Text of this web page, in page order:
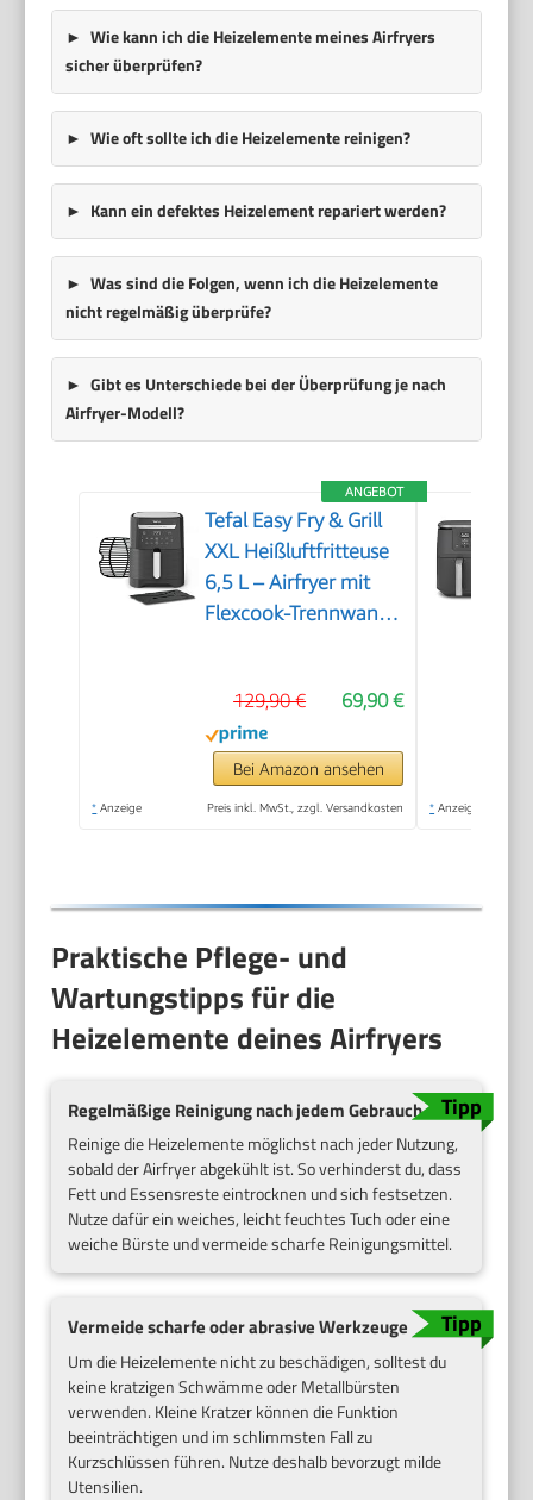
Wie kann ich die Heizelemente meines Airfryers
sicher überprüfen?
Wie oft sollte ich die Heizelemente reinigen?
Kann ein defektes Heizelement repariert werden?
Was sind die Folgen, wenn ich die Heizelemente
nicht regelmäßig überprüfe?
Gibt es Unterschiede bei der Überprüfung je nach
Airfryer-Modell?
ANGEBOT
Tefal Easy Fry & Grill
XXL Heißluftfritteuse
6,5 L – Airfryer mit
Flexcook-Trennwand
°C, Druckguss-
Grillplatte, fettarm
frittieren,
spülmaschinenfest
69,90 €
129,90 €
Bei Amazon ansehen
* Anzeige Preis inkl. MwSt., zzgl. Versandkosten * Anzeige
Praktische Pflege- und
Wartungstipps für die
Heizelemente deines Airfryers
Regelmäßige Reinigung nach jedem Gebrauch
Reinige die Heizelemente möglichst nach jeder Nutzung,
sobald der Airfryer abgekühlt ist. So verhinderst du, dass
Fett und Essensreste eintrocknen und sich festsetzen.
Nutze dafür ein weiches, leicht feuchtes Tuch oder eine
weiche Bürste und vermeide scharfe Reinigungsmittel.
Vermeide scharfe oder abrasive Werkzeuge
Um die Heizelemente nicht zu beschädigen, solltest du
keine kratzigen Schwämme oder Metallbürsten
verwenden. Kleine Kratzer können die Funktion
beeinträchtigen und im schlimmsten Fall zu
Kurzschlüssen führen. Nutze deshalb bevorzugt milde
Utensilien.